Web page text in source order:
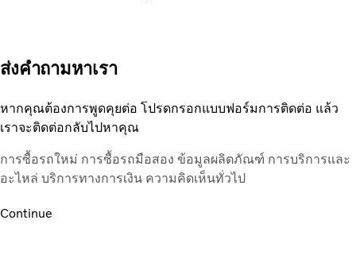
ส่งคำถามหาเรา
หากคุณต้องการพูดคุยต่อ โปรดกรอกแบบฟอร์มการติดต่อ แล้ว
เราจะติดต่อกลับไปหาคุณ
การซื้อรถใหม่ การซื้อรถมือสอง ข้อมูลผลิตภัณฑ์ การบริการและ
อะไหล่ บริการทางการเงิน ความคิดเห็นทั่วไป
Continue